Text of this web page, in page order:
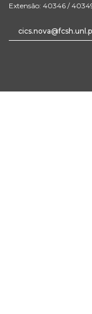
Extensão: 40346 /